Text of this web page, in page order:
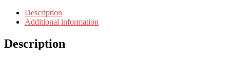
Description
Additional information
Description